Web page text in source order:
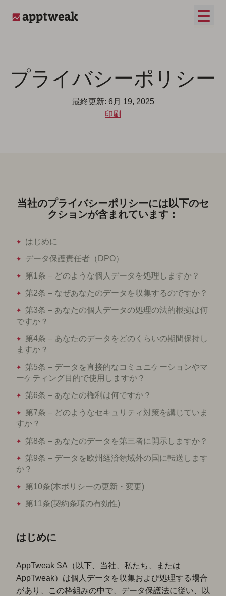
メイ
プライバシーポリシー
最終更新: 6月 19, 2025
印刷
当社のプライバシーポリシーには以下のセ
クションが含まれています：
はじめに
データ保護責任者（DPO）
第1条 – どのような個人データを処理しますか？
第2条 – なぜあなたのデータを収集するのですか？
第3条 – あなたの個人データの処理の法的根拠は何
ですか？
第4条 – あなたのデータをどのくらいの期間保持し
ますか？
第5条 – データを直接的なコミュニケーションやマ
ーケティング目的で使用しますか？
第6条 – あなたの権利は何ですか？
第7条 – どのようなセキュリティ対策を講じていま
すか？
第8条 – あなたのデータを第三者に開示しますか？
第9条 – データを欧州経済領域外の国に転送します
か？
第10条(本ポリシーの更新・変更)
第11条(契約条項の有効性)
はじめに
AppTweak SA（以下、当社、私たち、または
AppTweak）は個人データを収集および処理する場合
があり、この枠組みの中で、データ保護法に従い、以